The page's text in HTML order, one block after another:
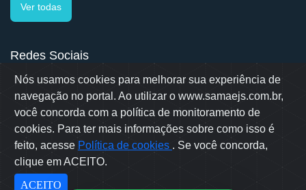
Nós usamos cookies para melhorar sua experiência de
navegação no portal. Ao utilizar o www.samaejs.com.br,
você concorda com a política de monitoramento de
cookies. Para ter mais informações sobre como isso é
feito, acesse Política de cookies . Se você concorda,
clique em ACEITO.
ACEITO
Ver todas
Redes Sociais
Rua Erwino Menegotti, 478 - Bairro Água Verde - Jaraguá do Sul
- SC
Samae © 2022 - Todos os direitos reservados
Desenvolvido por: OWL Mídia Agência Digital